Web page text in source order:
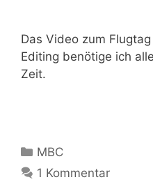
Das Video zum
Editing benötige ich
Zeit.
Kategorien
MBC
1 Kommentar